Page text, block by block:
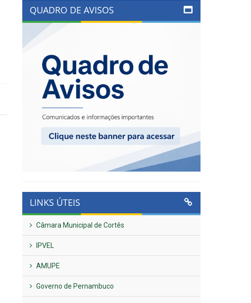
QUADRO DE AVISOS
LINKS ÚTEIS
Câmara Municipal de Cortês
IPVEL
AMUPE
Governo de Pernambuco